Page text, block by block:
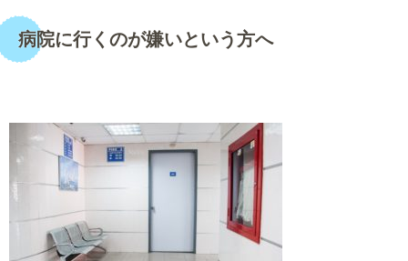
病院に行くのが嫌いという方へ